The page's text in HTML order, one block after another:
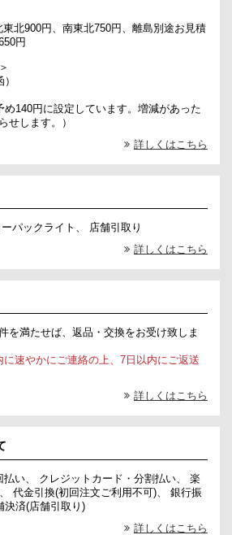
北900円、南東北750円、離島別途お見積
円
め140円に設定しています。増減があった
せします。）
詳しくはこちら
パックライト、 店舗引取り
詳しくはこちら
を満たせば、返品・交換をお受け致しま
に速やかにご連絡の上、7日以内にご返送
詳しくはこちら
払い、 クレジットカード・分割払い、 楽
代金引換(初回注文ご利用不可)、 銀行振
決済(店舗引取り)
詳しくはこちら